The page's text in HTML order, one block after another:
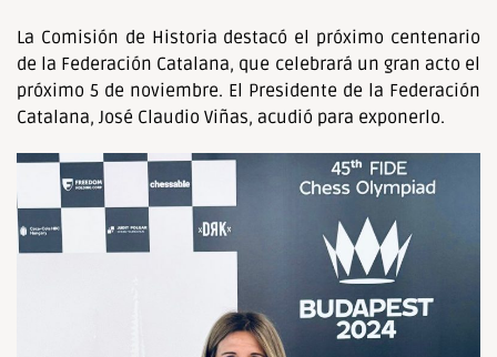
La Comisión de Historia destacó el próximo centenario
de la Federación Catalana, que celebrará un gran acto el
próximo 5 de noviembre. El Presidente de la Federación
Catalana, José Claudio Viñas, acudió para exponerlo.